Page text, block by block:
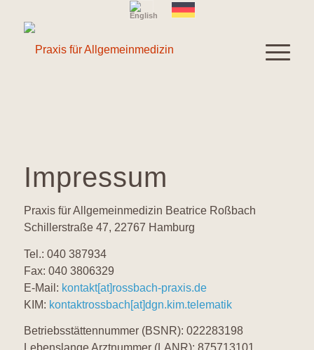
Impressum
Praxis für Allgemeinmedizin Beatrice Roßbach
Schillerstraße 47, 22767 Hamburg
Tel.: 040 387934
Fax: 040 3806329
E-Mail: kontakt[at]rossbach-praxis.de
KIM: kontaktrossbach[at]dgn.kim.telematik
Betriebsstättennummer (BSNR): 022283198